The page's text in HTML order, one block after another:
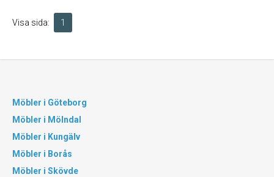
Visa sida: 1
Möbler i Göteborg
Möbler i Mölndal
Möbler i Kungälv
Möbler i Borås
Möbler i Skövde